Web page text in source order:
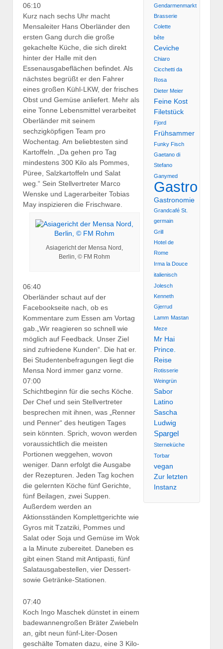
06:10
Kurz nach sechs Uhr macht
Mensaleiter Hans Oberländer den
ersten Gang durch die große
gekachelte Küche, die sich direkt
hinter der Halle mit den
Essenausgabeflächen befindet. Als
nächstes begrüßt er den Fahrer
eines großen Kühl-LKW, der frisches
Obst und Gemüse anliefert. Mehr als
eine Tonne Lebensmittel verarbeitet
Oberländer mit seinem
sechzigköpfigen Team pro
Wochentag. Am beliebtesten sind
Kartoffeln. „Da gehen pro Tag
mindestens 300 Kilo als Pommes,
Püree, Salzkartoffeln und Salat
weg.“ Sein Stellvertreter Marco
Wenske und Lagerarbeiter Tobias
May inspizieren die Frischware.
Asiagericht der Mensa Nord,
Berlin, © FM Rohm
06:40
Oberländer schaut auf der
Facebookseite nach, ob es
Kommentare zum Essen am Vortag
gab.„Wir reagieren so schnell wie
möglich auf Feedback. Unser Ziel
sind zufriedene Kunden“. Die hat er.
Bei Studentenbefragungen liegt die
Mensa Nord immer ganz vorne.
07:00
Schichtbeginn für die sechs Köche.
Der Chef und sein Stellvertreter
besprechen mit ihnen, was „Renner
und Penner“ des heutigen Tages
sein könnten. Sprich, wovon werden
voraussichtlich die meisten
Portionen weggehen, wovon
weniger. Dann erfolgt die Ausgabe
der Rezepturen. Jeden Tag kochen
die gelernten Köche fünf Gerichte,
fünf Beilagen, zwei Suppen.
Außerdem werden an
Aktionsständen Komplettgerichte wie
Gyros mit Tzatziki, Pommes und
Salat oder Soja und Gemüse im Wok
a la Minute zubereitet. Daneben es
gibt einen Stand mit Antipasti, fünf
Salatausgabestellen, vier Dessert-
sowie Getränke-Stationen.
07:40
Koch Ingo Maschek dünstet in einem
badewannengroßen Bräter Zwiebeln
an, gibt neun fünf-Liter-Dosen
geschälte Tomaten dazu, eine 3 Kilo-
Gendarmenmarkt
Brasserie
Colette
bête
Ceviche
Chiaro
Cicchetti da
Rosa
Dieter Meier
Feine Kost
Filetstück
Fjord
Frühsammer
Funky Fisch
Gaetano di
Stefano
Ganymed
Gastro
Gastronomie
Grandcafé St.
germain
Grill
Hotel de
Rome
Irma la Douce
italienisch
Jolesch
Kenneth
Gjerrud
Lamm Mastan
Meze
Mr Hai
Prince.
Reise
Rotisserie
Weingrün
Sabor
Latino
Sascha
Ludwig
Spargel
Sterneküche
Torbar
vegan
Zur letzten
Instanz